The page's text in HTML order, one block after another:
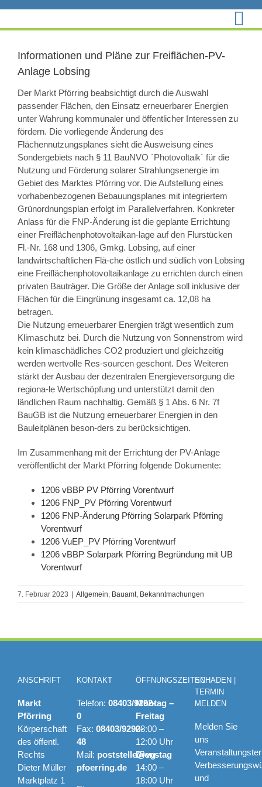
springen
Informationen und Pläne zur Freiflächen-PV-
Anlage Lobsing
Der Markt Pförring beabsichtigt durch die Auswahl
passender Flächen, den Einsatz erneuerbarer Energien
unter Wahrung kommunaler und öffentlicher Interessen zu
fördern. Die vorliegende Änderung des
Flächennutzungsplanes sieht die Ausweisung eines
Sondergebiets nach § 11 BauNVO `Photovoltaik` für die
Nutzung und Förderung solarer Strahlungsenergie im
Gebiet des Marktes Pförring vor. Die Aufstellung eines
vorhabenbezogenen Bebauungsplanes mit integriertem
Grünordnungsplan erfolgt im Parallelverfahren. Konkreter
Anlass für die FNP-Änderung ist die geplante Errichtung
einer Freiflächenphotovoltaikan-lage auf den Flurstücken
Fl.-Nr. 168 und 1306, Gmkg. Lobsing, auf einer
landwirtschaftlichen Flä-che östlich und südlich von Lobsing
eine Freiflächenphotovoltaikanlage zu errichten durch einen
privaten Bauträger. Die Größe der Anlage soll inklusive der
Flächen für die Eingrünung insgesamt ca. 12,08 ha
betragen.
Die Nutzung erneuerbarer Energien trägt wesentlich zum
Klimaschutz bei. Durch die Nutzung von Sonnenstrom wird
kein klimaschädliches CO2 produziert und gleichzeitig
werden wertvolle Res-sourcen geschont. Des Weiteren
stärkt der Ausbau der dezentralen Energieversorgung die
regiona-le Wertschöpfung und unterstützt damit den
ländlichen Raum nachhaltig. Gemäß § 1 Abs. 6 Nr. 7f
BauGB ist die Nutzung erneuerbarer Energien in den
Bauleitplänen beson-ders zu berücksichtigen.
Im Zusammenhang mit der Errichtung der PV-Anlage
veröffentlicht der Markt Pförring folgende Dokumente:
1206 vBBP PV Pförring Vorentwurf
1206 FNP_PV Pförring Vorentwurf
1206 FNP-Änderung Pförring Solarpark Pförring
Vorentwurf
1206 VuEP_PV Pförring Vorentwurf
1206 vBBP Solarpark Pförring Begründung mit UB
Vorentwurf
7. Februar 2023 Allgemein, Bauamt, Bekanntmachungen
ANSCHRIFT
Markt
Pförring
Körperschaft
des öffentl.
Rechts
Dieter Müller
Marktplatz 1
KONTAKT
Telefon: 08403/9292-
0
Fax: 08403/9292-
48
Mail: poststelle@vg-
pfoerring.de
ÖFFNUNGSZEITEN
Montag –
Freitag
08:00 –
12:00 Uhr
Dienstag
14:00 –
18:00 Uhr
SCHADEN |
TERMIN
MELDEN
Melden Sie
uns
und